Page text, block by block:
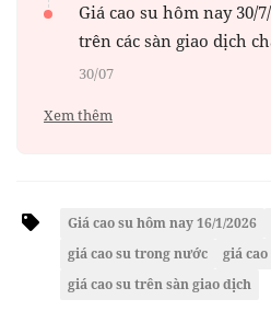
Giá cao su hôm nay 30/
trên các sàn giao dịch
30/07
Xem thêm
Giá cao su hôm nay 16/1/2026
giá cao su trong nước
giá
giá cao su trên sàn giao dịch